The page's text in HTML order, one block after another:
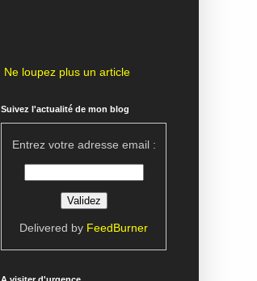
Ne loupez plus un article
Suivez l'actualité de mon blog
Entrez votre adresse email :
Delivered by FeedBurner